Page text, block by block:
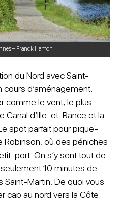
– Franck Hamon
du Nord avec Saint-
cours d’aménagement.
comme le vent, le plus
Canal d’Ille-et-Rance et la
spot parfait pour pique-
Robinson, où des péniches
port. On s’y sent tout de
10 minutes de
Saint-Martin. De quoi vous
cap au nord vers la Côte